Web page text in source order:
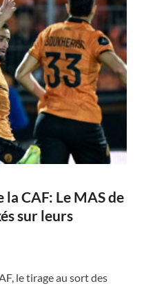
la CAF: Le MAS de
sur leurs
le tirage au sort des